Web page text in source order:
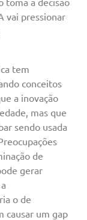
vai pressionar
tem
conceitos
a inovação
mas que
sendo usada
de
gerar
o de
causar um gap